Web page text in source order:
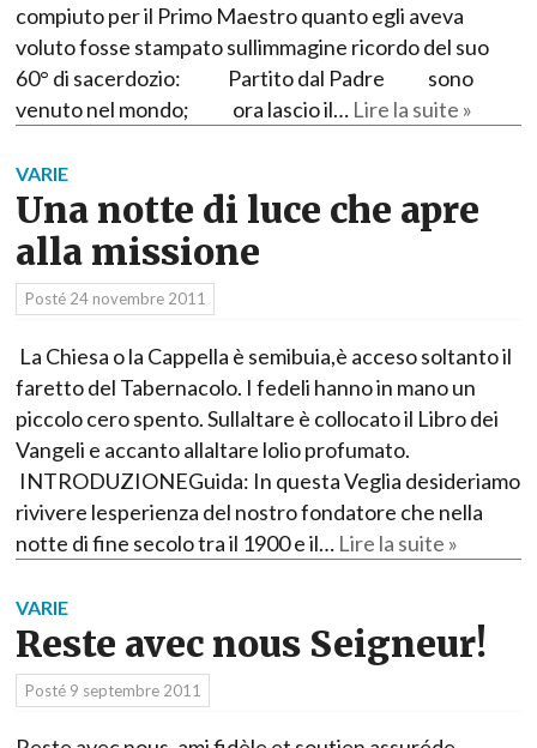
compiuto per il Primo Maestro quanto egli aveva
voluto fosse stampato sullimmagine ricordo del suo
60° di sacerdozio: Partito dal Padre sono
venuto nel mondo; ora lascio il… Lire la suite »
VARIE
Una notte di luce che apre
alla missione
Posté 24 novembre 2011
La Chiesa o la Cappella è semibuia,è acceso soltanto il
faretto del Tabernacolo. I fedeli hanno in mano un
piccolo cero spento. Sullaltare è collocato il Libro dei
Vangeli e accanto allaltare lolio profumato.
INTRODUZIONEGuida: In questa Veglia desideriamo
rivivere lesperienza del nostro fondatore che nella
notte di fine secolo tra il 1900 e il… Lire la suite »
VARIE
Reste avec nous Seigneur!
Posté 9 septembre 2011